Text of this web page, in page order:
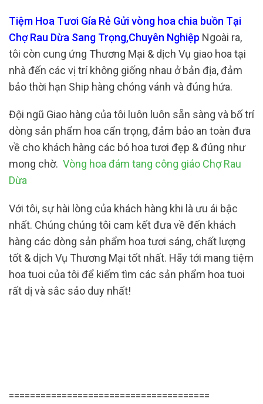
Tiệm Hoa Tươi Gía Rẻ Gửi vòng hoa chia buồn Tại
Chợ Rau Dừa Sang Trọng,Chuyên Nghiệp Ngoài ra,
tôi còn cung ứng Thương Mại & dịch Vụ giao hoa tại
nhà đến các vị trí không giống nhau ở bản địa, đảm
bảo thời hạn Ship hàng chóng vánh và đúng hứa.
Đội ngũ Giao hàng của tôi luôn luôn sẵn sàng và bố trí
dòng sản phẩm hoa cẩn trọng, đảm bảo an toàn đưa
về cho khách hàng các bó hoa tươi đẹp & đúng như
mong chờ. Vòng hoa đám tang công giáo Chợ Rau
Dừa
Với tôi, sự hài lòng của khách hàng khi là ưu ái bậc
nhất. Chúng chúng tôi cam kết đưa về đến khách
hàng các dòng sản phẩm hoa tươi sáng, chất lượng
tốt & dịch Vụ Thương Mại tốt nhất. Hãy tới mang tiệm
hoa tuoi của tôi để kiếm tìm các sản phẩm hoa tuoi
rất dị và sắc sảo duy nhất!
======================================